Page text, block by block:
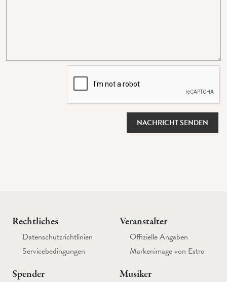
NACHRICHT SENDEN
Rechtliches
Datenschutzrichtlinien
Servicebedingungen
Veranstalter
Offizielle Angaben
Markenimage von Estro
Spender Musiker